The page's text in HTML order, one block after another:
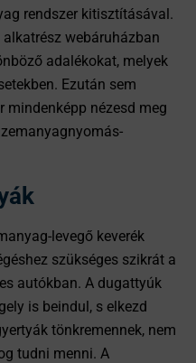
rendszer kitisztításával.
webáruházban
adalékokat, melyek
Ezután sem
mindenképp nézesd meg
levegő keverék
szükséges szikrát a
autókban. A dugattyúk
is beindul, s elkezd
tönkremennek, nem
tudni menni. A